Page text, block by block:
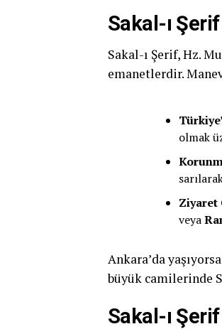
Sakal-ı
Sakal-ı Şerif, Hz.
emanetlerdir.
olmak
Ziyaret
veya
Ankara’da
büyük camilerinde
Sakal-ı